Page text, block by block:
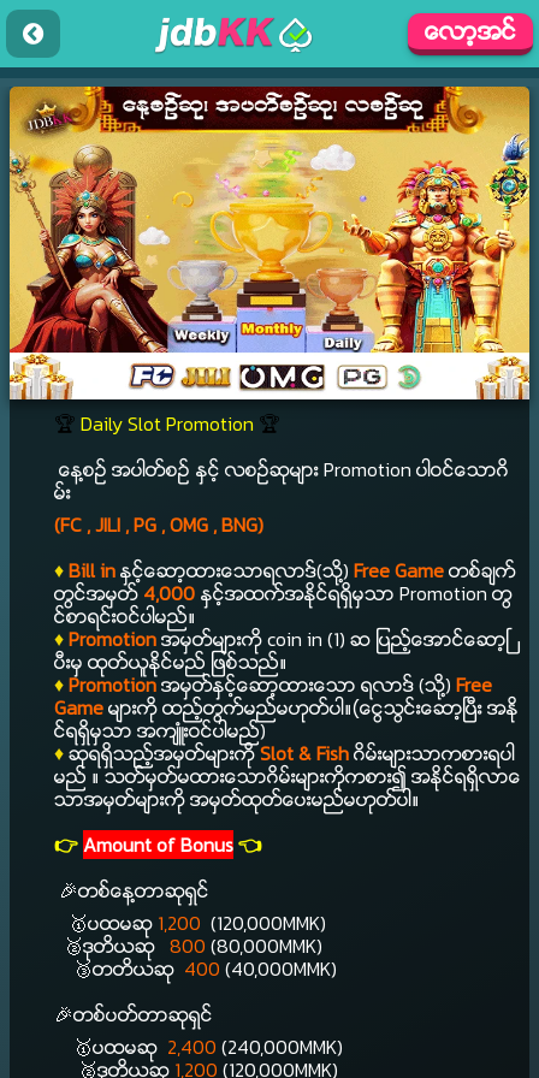
ေလာ့အင္
🏆 Daily Slot Promotion 🏆
‌ေန႔စဥ္ အပါတ္စဥ္ ႏွင့္ လစဥ္ဆုမ်ားPromotion ပါဝင္ေသာဂိ
မ္
(FC , JILI , PG , OMG , BNG)
♦️Bill inႏွင့္ေဆာ့ထားေသာရလာဒ္(သို႔) Free Gameတစ္ခ်က္
တြင္အမွတ္ 4,000 ႏွင့္အထက္အႏိုင္ရရွိမွသာ Promotion တြ
င္စာရင္းဝင္ပါမည္။
♦️Promotionအမွတ္မ်ားကို coin in (1) ဆ ျပည့္ေအာင္ေဆာ့ၿ
ပီးမွ ထုတ္ယူႏိုင္မည္ ျဖစ္သည္။
♦️Promotionအမွတ္ႏွင့္ေဆာ့ထားေသာ ရလာဒ္ (သို႔) Free
Gameမ်ားကို ထည့္တြက္မည္မဟုတ္ပါ။(ေငြသြင္းေဆာ့ၿပီး အႏို
င္ရရွိမွသာ အက်ဴံးဝင္ပါမည္)
♦️ဆုရရွိသည့္အမွတ္မ်ားကိုSlot & Fishဂိမ္းမ်ားသာကစားရပါ
မည္ ။ သတ္မွတ္မထားေသာဂိမ္းမ်ားကိုကစား၍ အႏိုင္ရရွိလာေ
သာအမွတ္မ်ားကို အမွတ္ထုတ္ေပးမည္မဟုတ္ပါ။
👉Amount of Bonus👈
🎉တစ္ေန႔တာဆုရွင္
🥇ပထမဆု 1,200 (120,000MMK)
🥈ဒုတိယဆု 800 (80,000MMK)
🥉တတိယဆု 400 (40,000MMK)
🎉တစ္ပတ္တာဆုရွင္
🥇ပထမဆု 2,400 (240,000MMK)
🥈ဒုတိယဆု 1,200 (120,000MMK)